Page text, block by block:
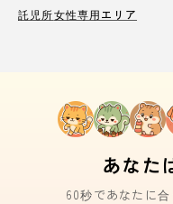
託児所女性専用エリア
あなた
60秒であなたに